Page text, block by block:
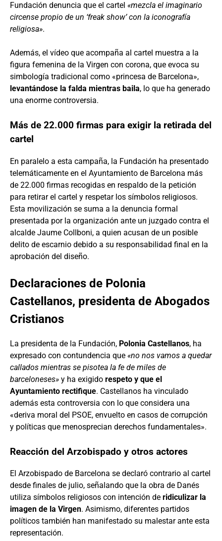
Fundación denuncia que el cartel «mezcla el imaginario
circense propio de un ‘freak show’ con la iconografía
religiosa».
Además, el vídeo que acompaña al cartel muestra a la
figura femenina de la Virgen con corona, que evoca su
simbología tradicional como «princesa de Barcelona»,
levantándose la falda mientras baila, lo que ha generado
una enorme controversia.
Más de 22.000 firmas para exigir la retirada del
cartel
En paralelo a esta campaña, la Fundación ha presentado
telemáticamente en el Ayuntamiento de Barcelona más
de 22.000 firmas recogidas en respaldo de la petición
para retirar el cartel y respetar los símbolos religiosos.
Esta movilización se suma a la denuncia formal
presentada por la organización ante un juzgado contra el
alcalde Jaume Collboni, a quien acusan de un posible
delito de escarnio debido a su responsabilidad final en la
aprobación del diseño.
Declaraciones de Polonia
Castellanos, presidenta de Abogados
Cristianos
La presidenta de la Fundación, Polonia Castellanos, ha
expresado con contundencia que «no nos vamos a quedar
callados mientras se pisotea la fe de miles de
barceloneses» y ha exigido respeto y que el
Ayuntamiento rectifique. Castellanos ha vinculado
además esta controversia con lo que considera una
«deriva moral del PSOE, envuelto en casos de corrupción
y políticas que menosprecian derechos fundamentales».
Reacción del Arzobispado y otros actores
El Arzobispado de Barcelona se declaró contrario al cartel
desde finales de julio, señalando que la obra de Danés
utiliza símbolos religiosos con intención de ridiculizar la
imagen de la Virgen. Asimismo, diferentes partidos
políticos también han manifestado su malestar ante esta
representación.